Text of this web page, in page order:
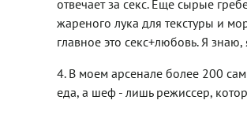
отвечает за секс. Еще сырые
жареного лука для текстуры и
главное это секс+любовь. Я
4. В моем арсенале более 200
еда, а шеф - лишь режиссер,